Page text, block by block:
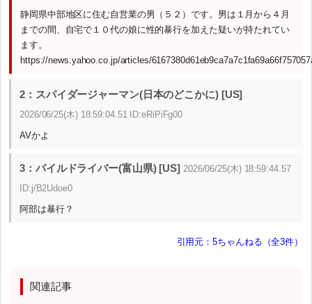
静岡県中部地区に住む自営業の男（５２）です。男は１月から４月
までの間、自宅で１０代の娘に性的暴行を加えた疑いが持たれてい
ます。
https://news.yahoo.co.jp/articles/
2：スパイダージャーマン(日本のどこかに) [US]
2026/06/25(木) 18:59:04.51 ID:eRiPiFg00
AVかよ
3：パイルドライバー(富山県) [US] 2026/06/25(木) 18:59:44.57
ID:j/B2Udoe0
阿部は暴行？
引用元：5ちゃんねる（全3件）
関連記事